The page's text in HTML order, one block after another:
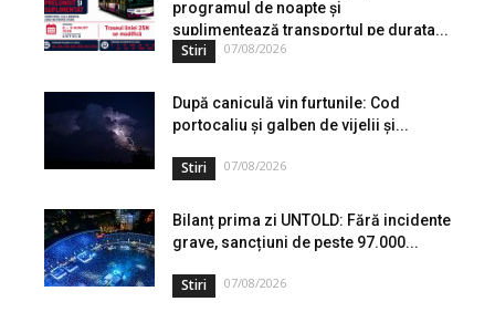
programul de noapte și
suplimentează transportul pe durata...
Stiri 07/08/2026
După caniculă vin furtunile: Cod
portocaliu și galben de vijelii și...
Stiri 07/08/2026
Bilanț prima zi UNTOLD: Fără incidente
grave, sancțiuni de peste 97.000...
Stiri 07/08/2026